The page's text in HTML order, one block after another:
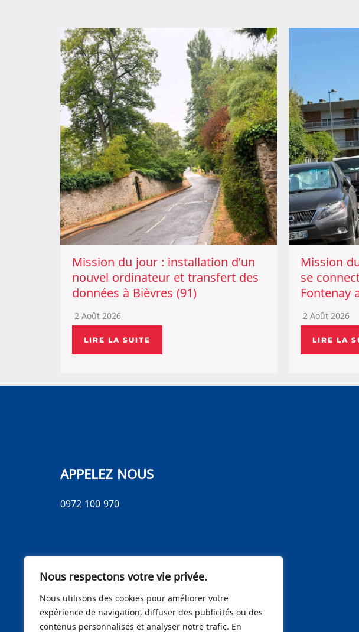
Nous respectons votre vie privée.
Nous utilisons des cookies pour améliorer votre
expérience de navigation, diffuser des publicités ou des
contenus personnalisés et analyser notre trafic. En
Mission du jour : installation d’un
nouvel ordinateur et transfert des
données à Bièvres (91)
2 Août 2026
LIRE LA SUITE
Mission
se
Fontenay
2 Août 2026
LIRE LA
APPELEZ NOUS
0972 100 970